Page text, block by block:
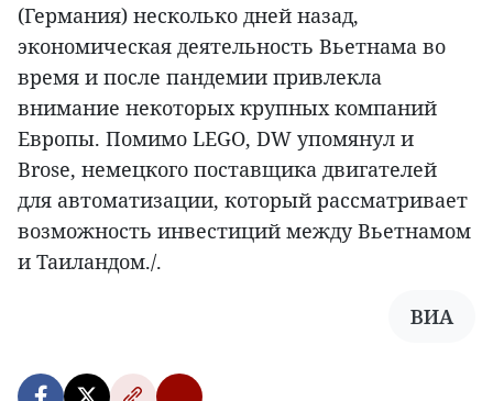
(Германия) несколько дней назад,
экономическая деятельность Вьетнама во
время и после пандемии привлекла
внимание некоторых крупных компаний
Европы. Помимо LEGO, DW упомянул и
Brose, немецкого поставщика двигателей
для автоматизации, который рассматривает
возможность инвестиций между Вьетнамом
и Таиландом./.
ВИА